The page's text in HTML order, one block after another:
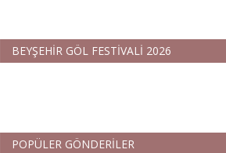
BEYŞEHİR GÖL FESTİVALİ 2026
POPÜLER GÖNDERİLER